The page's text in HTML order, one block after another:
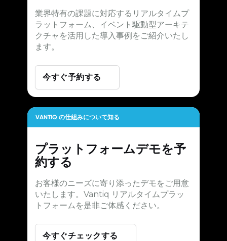
業界特有の課題に対応するリアルタイムプ
ラットフォーム、イベント駆動型アーキテ
クチャを活用した導入事例をご紹介いたし
ます。
今すぐ予約する
VANTIQ の仕組みについて知る
プラットフォームデモを予
約する
お客様のニーズに寄り添ったデモをご用意
いたします。Vantiq リアルタイムプラッ
トフォームを是非ご体感ください。
今すぐチェックする